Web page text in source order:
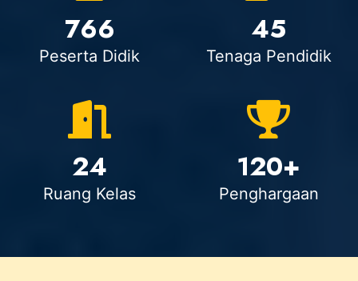
766
Peserta Didik
45
Tenaga Pendidik
24
Ruang Kelas
120+
Penghargaan